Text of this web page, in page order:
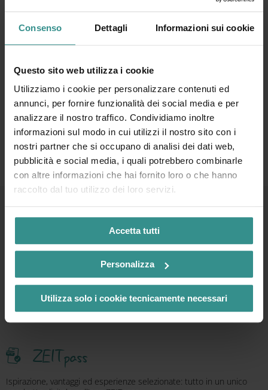
Consenso Dettagli Informazioni sui cookie
Questo sito web utilizza i cookie
Utilizziamo i cookie per personalizzare contenuti ed
annunci, per fornire funzionalità dei social media e per
analizzare il nostro traffico. Condividiamo inoltre
informazioni sul modo in cui utilizzi il nostro sito con i
nostri partner che si occupano di analisi dei dati web,
pubblicità e social media, i quali potrebbero combinarle
con altre informazioni che hai fornito loro o che hanno
raccolto dal tuo utilizzo dei loro servizi.
Accetta tutti
Personalizza
Utilizza solo i cookie tecnicamente necessari
Cerchi altri momenti speciali?
Scopri poi altri concerti, feste, appuntamenti culturali,
specialità gastronomiche ed eventi sportivi per il tuo tempo
tra lago e montagna.
Vedi gli eventi in primo
piano
Contatti e Servizi
+43 4246 37444
info@mbn-tourismus.at
ZEITpass
Ispirazione, vantaggi ed esperienze selezionate: tutto in un unico